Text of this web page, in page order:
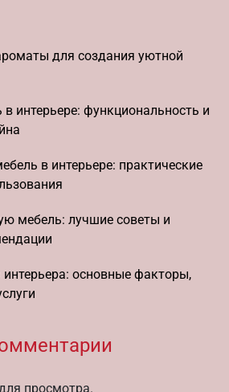
для создания уютной
интерьере: функциональность и
в интерьере: практические
мебель: лучшие советы и
основные факторы,
просмотра.